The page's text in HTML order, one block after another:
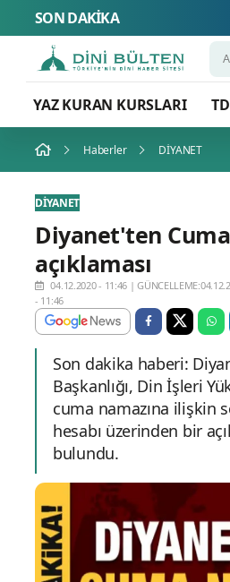
SON DAKİKA
YAZ KURAN KURSLARI
Haberler DİYANET
DİYANET
Diyanet'ten
açıklaması
04.12.2020 - 11:46 |
- 11:46
Son dakika haberi:
Başkanlığı, Din İşleri
cuma namazına ilişkin
hesabı üzerinden bir
bulundu.